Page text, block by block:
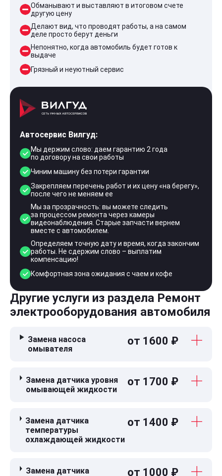
Обманывают и выставляют в итоговом счете
другую цену
Делают вид, что проводят работы, а на самом
деле просто берут деньги
Непонятно, когда автомобиль будет готов к
выдаче
Грязный и неуютный сервис
Автосервис Вилгуд:
Мы держим слово: даем гарантию 2 года
по договору на свои работы
Чиним машину без потери гарантии
Закрепляем перечень работ и их цену «на берегу»,
после чего не меняем ее
Мы за прозрачность: вы можете следить
за процессом ремонта через камеры
видеонаблюдения. Старые запчасти вернем
вместе с автомобилем.
Определяем точную дату и время, когда закончим
работы. Не сдержим слово – выплатим
компенсацию!
Комфортная зона ожидания с чаем и кофе
Другие услуги из раздела Ремонт
электрооборудования автомобиля
Замена насоса
омывателя
от 1600 ₽
Замена датчика уровня
омывающей жидкости
от 1700 ₽
Замена датчика
температуры
охлаждающей жидкости
от 1400 ₽
Замена датчика
от 1000 ₽